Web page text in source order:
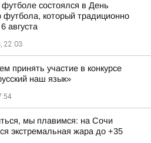
футболе состоялся в День
футбола, который традиционно
августа
22:03
принять участие в конкурсе
наш язык»
мы плавимся: на Сочи
экстремальная жара до +35